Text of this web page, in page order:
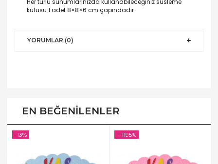
kutusu 1 adet 8×8×6 cm çapındadır
YORUMLAR (0)
EN BEĞENILENLER
-13% --1195%